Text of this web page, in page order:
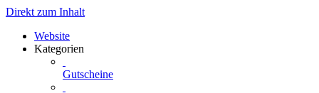
Direkt zum Inhalt
Website
Kategorien
Gutscheine